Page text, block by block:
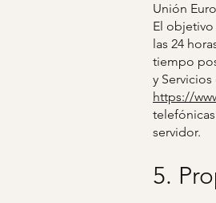
Unión
El
las 24
tiempo
y
https://
servidor.
5.